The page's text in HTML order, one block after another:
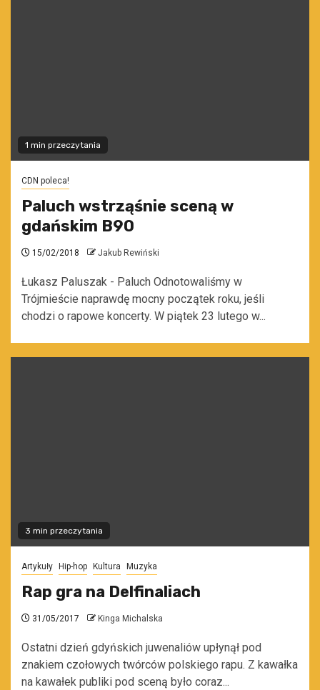
1 min przeczytania
CDN poleca!
Paluch wstrząśnie sceną w
gdańskim B90
15/02/2018 Jakub Rewiński
Łukasz Paluszak - Paluch Odnotowaliśmy w
Trójmieście naprawdę mocny początek roku, jeśli
chodzi o rapowe koncerty. W piątek 23 lutego w...
3 min przeczytania
Artykuły Hip-hop Kultura Muzyka
Rap gra na Delfinaliach
31/05/2017 Kinga Michalska
Ostatni dzień gdyńskich juwenaliów upłynął pod
znakiem czołowych twórców polskiego rapu. Z kawałka
na kawałek publiki pod sceną było coraz...